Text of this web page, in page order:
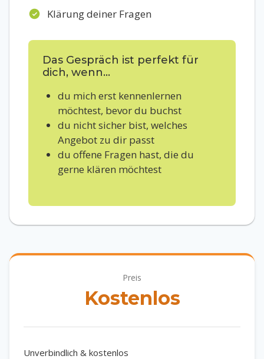
Klärung deiner Fragen
Das Gespräch ist perfekt für
dich, wenn...
du mich erst kennenlernen
möchtest, bevor du buchst
du nicht sicher bist, welches
Angebot zu dir passt
du offene Fragen hast, die du
gerne klären möchtest
Preis
Kostenlos
Unverbindlich & kostenlos